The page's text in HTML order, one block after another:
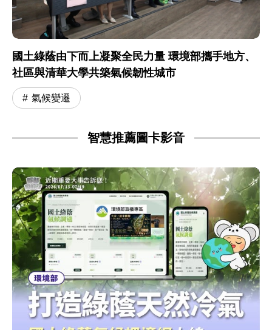
國土綠蔭由下而上凝聚全民力量 環境部攜手地方、
社區與清華大學共築氣候韌性城市
氣候變遷
智慧推薦圖卡影音